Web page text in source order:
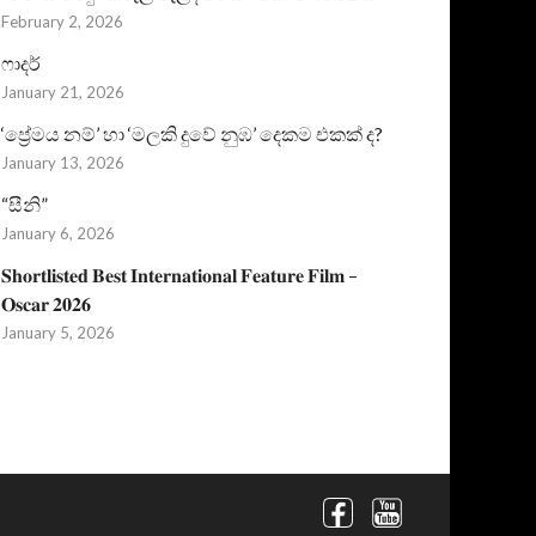
February 2, 2026
ෆාදර්
January 21, 2026
‘ප්‍රේමය නම්’ හා ‘මලකි දුවේ නුඹ’ දෙකම එකක් ද?
January 13, 2026
“සීනි”
January 6, 2026
𝐒𝐡𝐨𝐫𝐭𝐥𝐢𝐬𝐭𝐞𝐝 𝐁𝐞𝐬𝐭 𝐈𝐧𝐭𝐞𝐫𝐧𝐚𝐭𝐢𝐨𝐧𝐚𝐥 𝐅𝐞𝐚𝐭𝐮𝐫𝐞 𝐅𝐢𝐥𝐦 –
𝐎𝐬𝐜𝐚𝐫 𝟐𝟎𝟐𝟔
January 5, 2026